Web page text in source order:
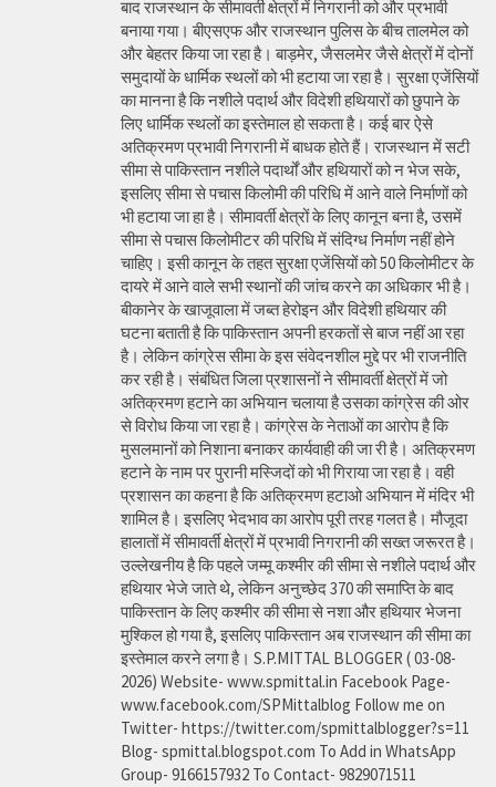
बाद राजस्थान के सीमावर्ती क्षेत्रों में निगरानी को और प्रभावी
बनाया गया। बीएसएफ और राजस्थान पुलिस के बीच तालमेल को
और बेहतर किया जा रहा है। बाड़मेर, जैसलमेर जैसे क्षेत्रों में दोनों
समुदायों के धार्मिक स्थलों को भी हटाया जा रहा है। सुरक्षा एजेंसियों
का मानना है कि नशीले पदार्थ और विदेशी हथियारों को छुपाने के
लिए धार्मिक स्थलों का इस्तेमाल हो सकता है। कई बार ऐसे
अतिक्रमण प्रभावी निगरानी में बाधक होते हैं। राजस्थान में सटी
सीमा से पाकिस्तान नशीले पदार्थों और हथियारों को न भेज सके,
इसलिए सीमा से पचास किलोमी की परिधि में आने वाले निर्माणों को
भी हटाया जा हा है। सीमावर्ती क्षेत्रों के लिए कानून बना है, उसमें
सीमा से पचास किलोमीटर की परिधि में संदिग्ध निर्माण नहीं होने
चाहिए। इसी कानून के तहत सुरक्षा एजेंसियों को 50 किलोमीटर के
दायरे में आने वाले सभी स्थानों की जांच करने का अधिकार भी है।
बीकानेर के खाजूवाला में जब्त हेरोइन और विदेशी हथियार की
घटना बताती है कि पाकिस्तान अपनी हरकतों से बाज नहीं आ रहा
है। लेकिन कांग्रेस सीमा के इस संवेदनशील मुद्दे पर भी राजनीति
कर रही है। संबंधित जिला प्रशासनों ने सीमावर्ती क्षेत्रों में जो
अतिक्रमण हटाने का अभियान चलाया है उसका कांग्रेस की ओर
से विरोध किया जा रहा है। कांग्रेस के नेताओं का आरोप है कि
मुसलमानों को निशाना बनाकर कार्यवाही की जा री है। अतिक्रमण
हटाने के नाम पर पुरानी मस्जिदों को भी गिराया जा रहा है। वही
प्रशासन का कहना है कि अतिक्रमण हटाओ अभियान में मंदिर भी
शामिल है। इसलिए भेदभाव का आरोप पूरी तरह गलत है। मौजूदा
हालातों में सीमावर्ती क्षेत्रों में प्रभावी निगरानी की सख्त जरूरत है।
उल्लेखनीय है कि पहले जम्मू कश्मीर की सीमा से नशीले पदार्थ और
हथियार भेजे जाते थे, लेकिन अनुच्छेद 370 की समाप्ति के बाद
पाकिस्तान के लिए कश्मीर की सीमा से नशा और हथियार भेजना
मुश्किल हो गया है, इसलिए पाकिस्तान अब राजस्थान की सीमा का
इस्तेमाल करने लगा है। S.P.MITTAL BLOGGER ( 03-08-
2026) Website- www.spmittal.in Facebook Page-
www.facebook.com/SPMittalblog Follow me on
Twitter- https://twitter.com/spmittalblogger?s=11
Blog- spmittal.blogspot.com To Add in WhatsApp
Group- 9166157932 To Contact- 9829071511